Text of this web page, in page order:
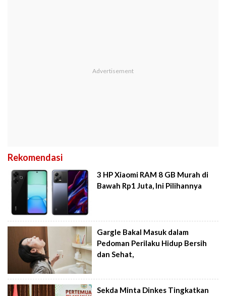
Rekomendasi
3 HP Xiaomi RAM 8 GB Murah di
Bawah Rp1 Juta, Ini Pilihannya
Gargle Bakal Masuk dalam
Pedoman Perilaku Hidup Bersih
dan Sehat,
Sekda Minta Dinkes Tingkatkan